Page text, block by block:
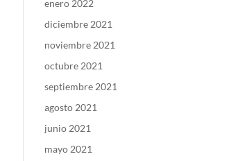
enero 2022
diciembre 2021
noviembre 2021
octubre 2021
septiembre 2021
agosto 2021
junio 2021
mayo 2021